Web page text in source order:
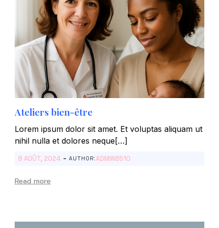
Ateliers bien-être
Lorem ipsum dolor sit amet. Et voluptas aliquam ut
nihil nulla et dolores neque[…]
8 AOÛT, 2024 - AUTHOR:ADMIN8510
Read more